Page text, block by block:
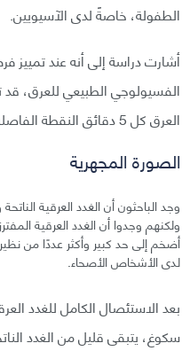
الطفولة، خاصةً لدى الآسيويين.
أشارت دراسة إلى أنه عند تمييز
العرق كل 5 دقائق النقطة الفاصلة المناسبة.
الصورة المجهرية
ولكنهم وجدوا أن الغدد العرقية
أضخم إلى حد كبير وأكثر عددًا من
لدى الأشخاص الأصحاء.
بعد الاستئصال الكامل للغدد
سكوغ، يتبقى قليل من الغدد